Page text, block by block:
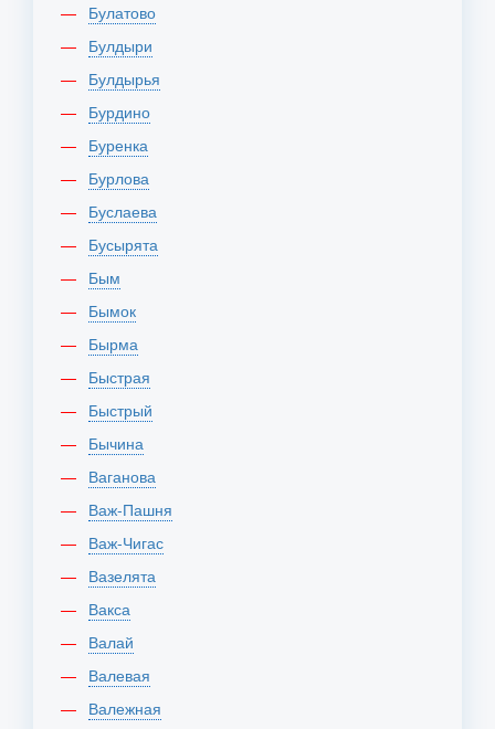
Булатово
Булдыри
Булдырья
Бурдино
Буренка
Бурлова
Буслаева
Бусырята
Бым
Бымок
Бырма
Быстрая
Быстрый
Бычина
Ваганова
Важ-Пашня
Важ-Чигас
Вазелята
Вакса
Валай
Валевая
Валежная